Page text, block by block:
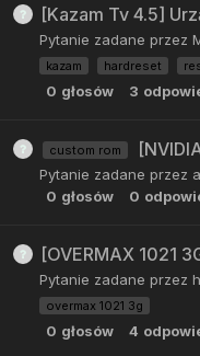
[Kazam Tv 4.5]
Pytanie zadane przez
kazam hardreset
0 głosów 3
custom rom
Pytanie zadane przez
0 głosów 0
[OVERMAX 1021
Pytanie zadane przez
overmax 1021 3g
0 głosów 4